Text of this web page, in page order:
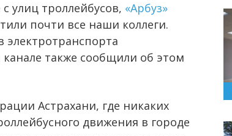
улиц троллейбусов, «Арбуз»
почти все наши коллеги.
электротранспорта
также сообщили об этом
Астрахани, где никаких
движения в городе